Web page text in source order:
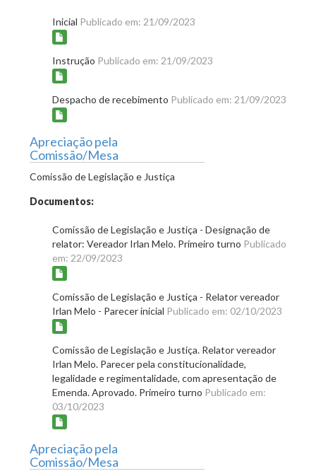
Inicial Publicado em: 21/09/2023
Instrução Publicado em: 21/09/2023
Despacho de recebimento Publicado em: 21/09/2023
Apreciação pela
Comissão/Mesa
Comissão de Legislação e Justiça
Documentos:
Comissão de Legislação e Justiça - Designação de
relator: Vereador Irlan Melo. Primeiro turno Publicado
em: 22/09/2023
Comissão de Legislação e Justiça - Relator vereador
Irlan Melo - Parecer inicial Publicado em: 02/10/2023
Comissão de Legislação e Justiça. Relator vereador
Irlan Melo. Parecer pela constitucionalidade,
legalidade e regimentalidade, com apresentação de
Emenda. Aprovado. Primeiro turno Publicado em:
03/10/2023
Apreciação pela
Comissão/Mesa